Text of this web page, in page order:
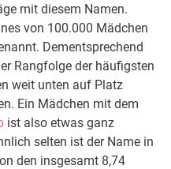
mit diesem Namen.
von 100.000 Mädchen
Dementsprechend
Rangfolge der häufigsten
weit unten auf Platz
Ein Mädchen mit dem
ist also etwas ganz
selten ist der Name in
den insgesamt 8,74